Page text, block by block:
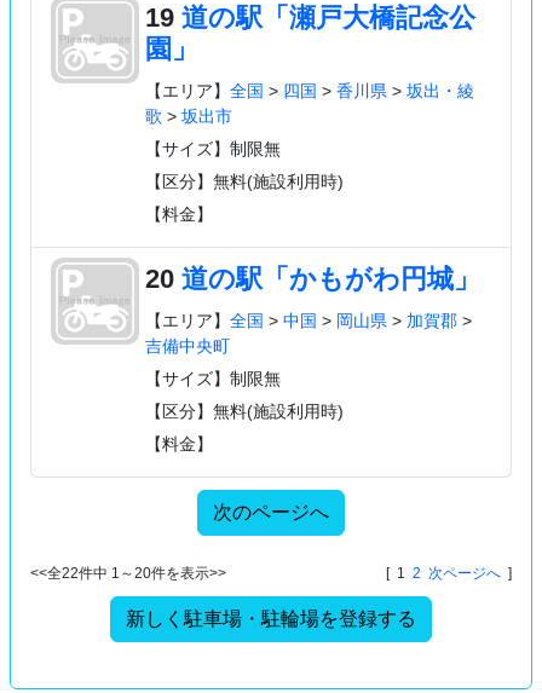
19 道の駅「瀬戸大橋記念公
園」
【エリア】 全国 > 四国 > 香川県 > 坂出・綾
歌 > 坂出市
【サイズ】制限無
【区分】無料(施設利用時)
【料金】
20 道の駅「かもがわ円城」
【エリア】 全国 > 中国 > 岡山県 > 加賀郡>
吉備中央町
【サイズ】制限無
【区分】無料(施設利用時)
【料金】
次のページへ
<<全22件中 1～20件を表示>> [ 1 2 次ページへ ]
新しく駐車場・駐輪場を登録する